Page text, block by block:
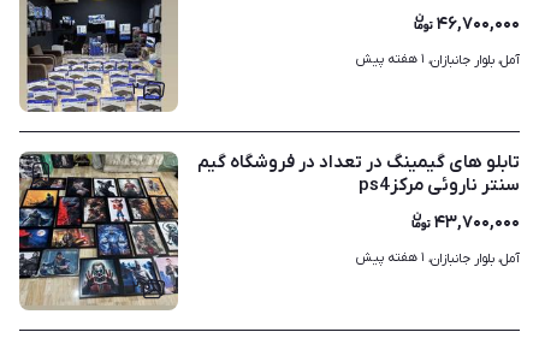
۲
۴۶,۷۰۰,۰۰۰
آمل، بلوار جانبازان، ۱ هفته پیش
۲
تابلو های گیمینگ در تعداد در فروشگاه گیم
سنتر ناروئی مرکزps4
۴۳,۷۰۰,۰۰۰
آمل، بلوار جانبازان، ۱ هفته پیش